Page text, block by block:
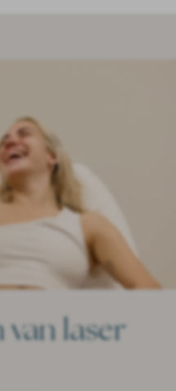
van laser